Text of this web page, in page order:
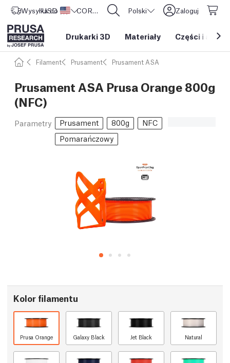
Wysyłka do Stany Zjednoczone
USD ($) CORE One L: Już w sprzedaży! Polski Zaloguj
Drukarki 3D Materiały Części i
Filament Prusament Prusament ASA
Prusament ASA Prusa Orange 800g
(NFC)
Parametry Prusament 800g
NFC
Pomarańczowy
Kolor filamentu
Prusa Orange Galaxy Black Jet Black Natural